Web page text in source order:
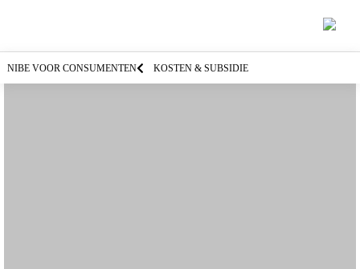
NIBE VOOR CONSUMENTEN KOSTEN & SUBSIDIE